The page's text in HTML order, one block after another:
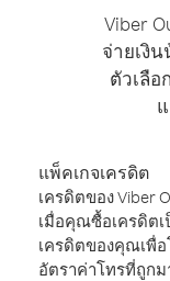
Viber
จ่ายเงิ
ตัวเลือ
แพ็คเกจเครดิต
เครดิตของ Viber
เมื่อคุณซื้อเครดิต
เครดิตของคุณเพื่
อัตราค่าโทรที่ถูกม